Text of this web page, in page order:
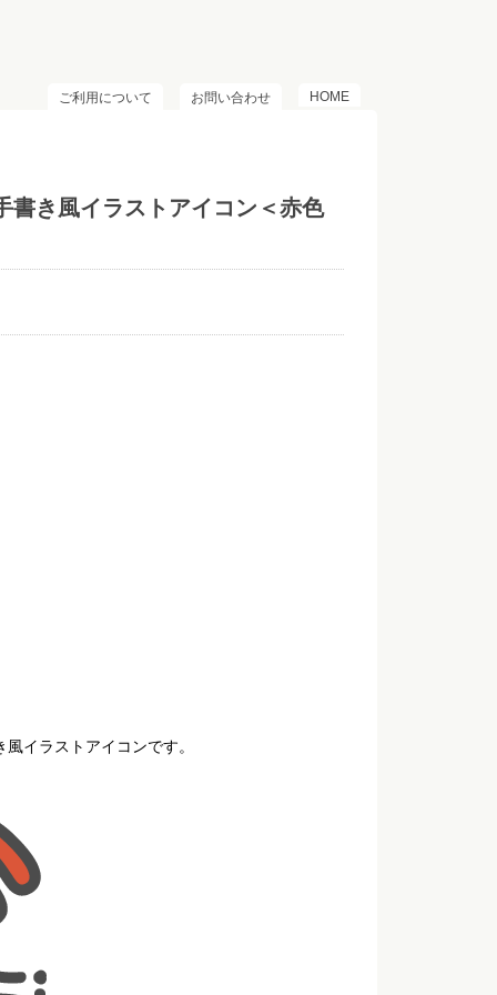
HOME
お問い合わせ
ご利用について
書き風イラストアイコン＜赤色
イラストアイコンです。